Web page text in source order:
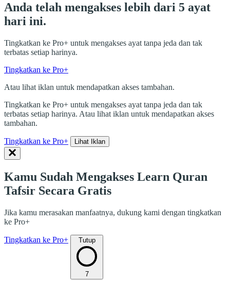
Anda telah mengakses lebih dari 5 ayat
hari ini.
Tingkatkan ke Pro+ untuk mengakses ayat tanpa jeda dan tak
terbatas setiap harinya.
Tingkatkan ke Pro+
Atau lihat iklan untuk mendapatkan akses tambahan.
Tingkatkan ke Pro+ untuk mengakses ayat tanpa jeda dan tak
terbatas setiap harinya. Atau lihat iklan untuk mendapatkan akses
tambahan.
Tingkatkan ke Pro+ Lihat Iklan
Kamu Sudah Mengakses Learn Quran
Tafsir Secara Gratis
Jika kamu merasakan manfaatnya, dukung kami dengan tingkatkan
ke Pro+
Tingkatkan ke Pro+ Tutup
7